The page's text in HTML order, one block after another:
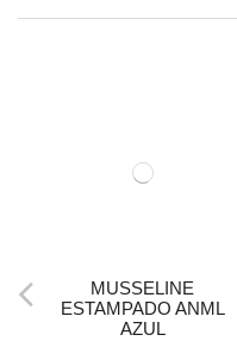
MUSSELINE
ESTAMPADO ANML
AZUL